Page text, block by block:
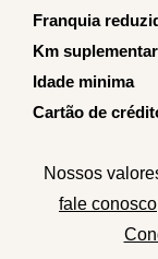
Franquia
Km suplementar
Idade minima
Cartão de
Nossos
fale conosco